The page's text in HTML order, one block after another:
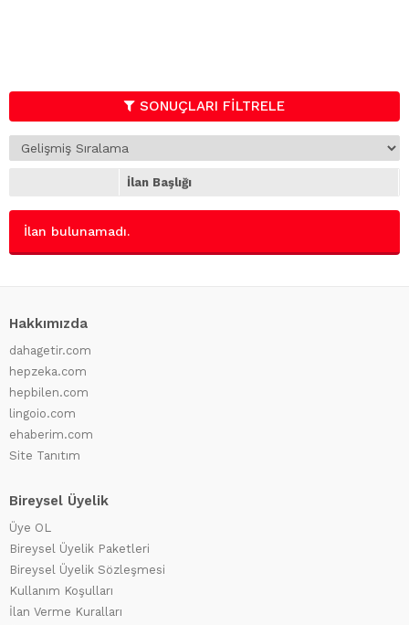
SONUÇLARI FİLTRELE
İlan Başlığı
İlan bulunamadı.
Hakkımızda
dahagetir.com
hepzeka.com
hepbilen.com
lingoio.com
ehaberim.com
Site Tanıtım
Bireysel Üyelik
Üye OL
Bireysel Üyelik Paketleri
Bireysel Üyelik Sözleşmesi
Kullanım Koşulları
İlan Verme Kuralları